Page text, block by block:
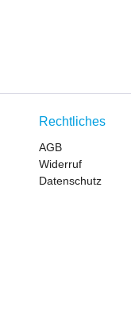
Rechtliches
AGB
Widerruf
Datenschutz